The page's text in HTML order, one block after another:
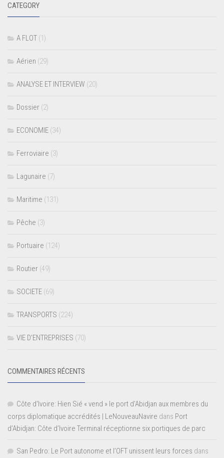
CATEGORY
A FLOT (1)
Aérien (29)
ANALYSE ET INTERVIEW (20)
Dossier (2)
ECONOMIE (34)
Ferroviaire (3)
Lagunaire (7)
Maritime (131)
Pêche (3)
Portuaire (124)
Routier (49)
SOCIETE (69)
TRANSPORTS (224)
VIE D’ENTREPRISES (70)
COMMENTAIRES RÉCENTS
Côte d'Ivoire: Hien Sié « vend » le port d'Abidjan aux membres du
corps diplomatique accrédités | LeNouveauNavire dans Port
d’Abidjan: Côte d’Ivoire Terminal réceptionne six portiques de parc
San Pedro: Le Port autonome et l’OFT unissent leurs forces dans